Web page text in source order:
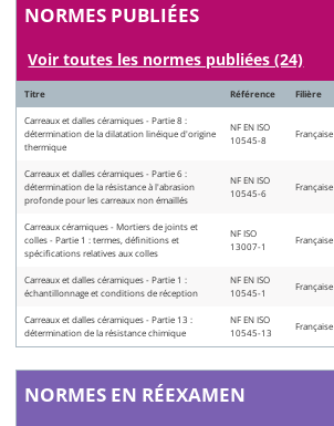
NORMES PUBLIÉES
Voir toutes les normes publiées (24)
Titre Référence Filière
Carreaux et dalles céramiques - Partie 8 :
détermination de la dilatation linéique d'origine
thermique
NF EN ISO
10545-8
Française
Carreaux et dalles céramiques - Partie 6 :
détermination de la résistance à l'abrasion
profonde pour les carreaux non émaillés
NF EN ISO
10545-6
Française
Carreaux céramiques - Mortiers de joints et
colles - Partie 1 : termes, définitions et
spécifications relatives aux colles
NF ISO
13007-1
Française
Carreaux et dalles céramiques - Partie 1 :
échantillonnage et conditions de réception
NF EN ISO
10545-1
Française
Carreaux et dalles céramiques - Partie 13 :
détermination de la résistance chimique
NF EN ISO
10545-13
Française
NORMES EN RÉEXAMEN